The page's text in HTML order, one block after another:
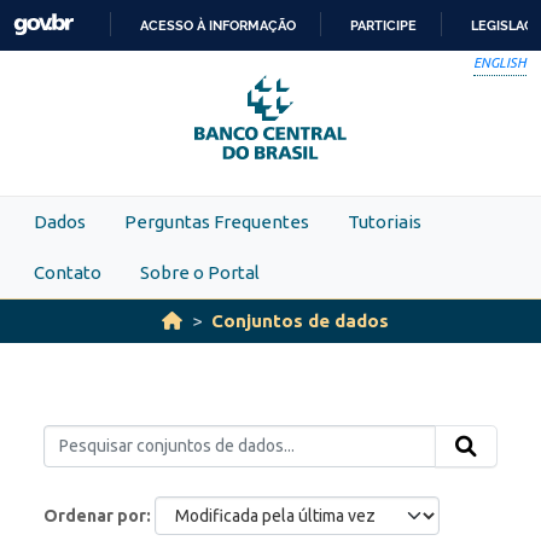
Skip to main content
PARA
O
CONTEÚDO
ACESSO À INFORMAÇÃO PARTICIPE
ENGLISH
Dados Perguntas Frequentes Tutoriais
Contato Sobre o Portal
Conjuntos de dados
Ordenar por